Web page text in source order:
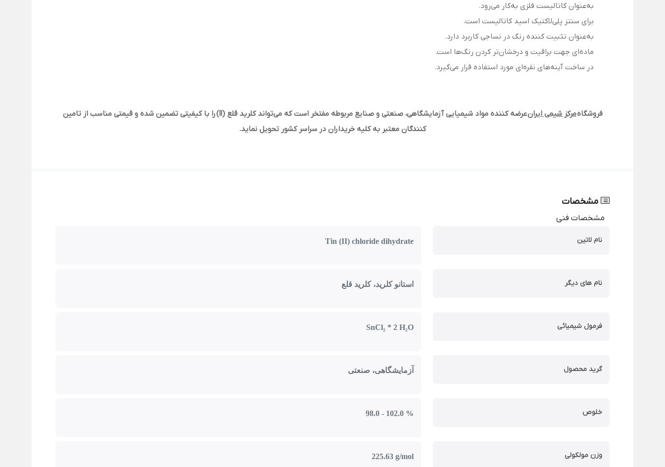
به‌عنوان کاتالیست فلزی به‌کار می‌رود.
برای سنتز پلی‌لاکتیک اسید کاتالیست است.
به‌عنوان تثبیت کننده رنگ در نساجی کاربرد دارد.
ماده‌ای جهت براقیت و درخشان‌تر کردن رنگ‌ها است.
در ساخت آینه‌های نقره‌ای مورد استفاده قرار می‌گیرد.
فروشگاهمرکز شیمی ایرانعرضه کننده مواد شیمیایی آزمایشگاهی، صنعتی و صنایع مربوطه مفتخر است که می‌تواند کلرید قلع (ll)
را با کیفیتی تضمین شده و قیمتی مناسب از تامین
کنندگان معتبر به کلیه خریداران در سراسر کشور تحویل نماید.
مشخصات
مشخصات فنی
نام لاتین Tin (II) chloride dihydrate
نام های دیگر استانو کلرید، کلرید قلع
فرمول شیمیائی SnCl₂ * 2 H₂O
گرید محصول آزمایشگاهی، صنعتی
خلوص 98.0 - 102.0 %
وزن مولکولی 225.63 g/mol